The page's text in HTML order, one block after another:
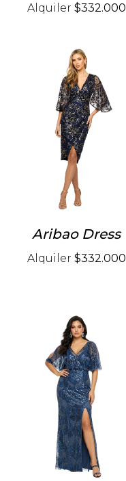
Alquiler $332.000
Aribao Dress
Alquiler $332.000